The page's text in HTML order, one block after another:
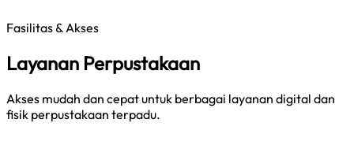
Fasilitas & Akses
Layanan Perpustakaan
Akses mudah dan cepat untuk berbagai layanan digital dan
fisik perpustakaan terpadu.